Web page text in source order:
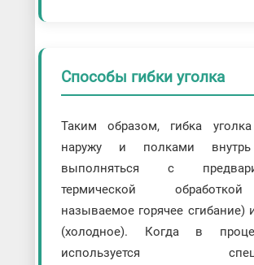
Способы гибки уголка
Таким образом, гибка
наружу и полками
выполняться с
термической
называемое горячее сгибание)
(холодное). Когда в
используется